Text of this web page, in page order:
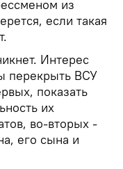
из
если такая
Интерес
перекрыть ВСУ
показать
их
во-вторых -
его сына и